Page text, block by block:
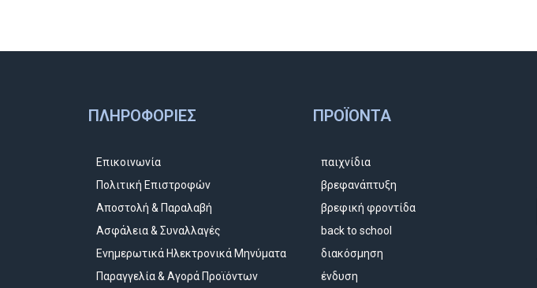
ΠΛΗΡΟΦΟΡΊΕΣ
Επικοινωνία
Πολιτική Επιστροφών
Αποστολή & Παραλαβή
Ασφάλεια & Συναλλαγές
Ενημερωτικά Ηλεκτρονικά Μηνύματα
Παραγγελία & Αγορά Προϊόντων
ΠΡΟΪΌΝΤΑ
παιχνίδια
βρεφανάπτυξη
βρεφική φροντίδα
back to school
διακόσμηση
ένδυση